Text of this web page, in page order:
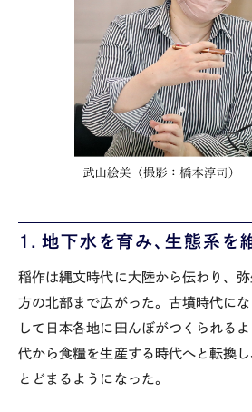
１．地下水を育み、生態系を
稲作は縄文時代に大陸から伝わり、
方の北部まで広がった。古墳時代に
して日本各地に田んぼがつくられる
代から食糧を生産する時代へと転換
とどまるようになった。